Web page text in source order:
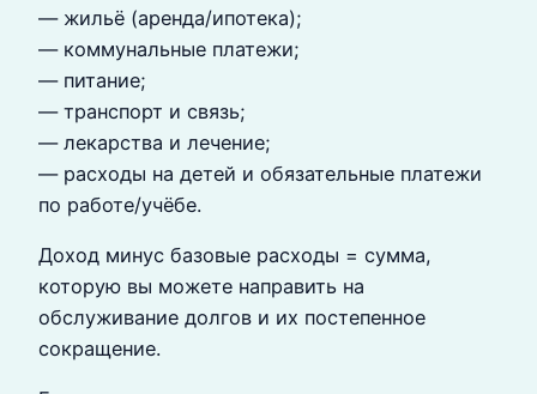
— жильё (аренда/ипотека);
— коммунальные платежи;
— питание;
— транспорт и связь;
— лекарства и лечение;
— расходы на детей и обязательные платежи
по работе/учёбе.
Доход минус базовые расходы = сумма,
которую вы можете направить на
обслуживание долгов и их постепенное
сокращение.